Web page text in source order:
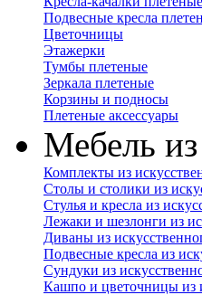
Подвесные кресла
Цветочницы
Этажерки
Тумбы плетеные
Зеркала плетеные
Корзины и подносы
Плетеные аксессуары
Мебель из
Комплекты из
Столы и столики из
Стулья и кресла из
Лежаки и шезлонги из
Диваны из
Подвесные кресла из
Сундуки из
Кашпо и цветочницы из